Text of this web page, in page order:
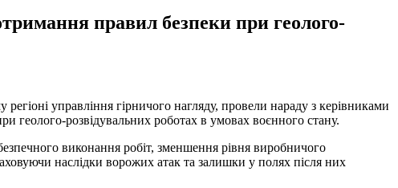
правил безпеки при геолого-
управління гірничого нагляду, провели нараду з керівниками
розвідувальних роботах в умовах воєнного стану.
виконання робіт, зменшення рівня виробничого
наслідки ворожих атак та залишки у полях після них